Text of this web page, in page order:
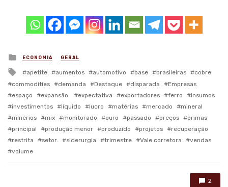
Posted
in
ECONOMIA GERAL
Tagged
apetite aumentos automotivo base brasileiras
cobre
commodities
demanda Destaque disparada
Empresas
espaço
expansão. expectativa exportadores ferro
insumos
investimentos
líquido lucro matérias mercado
mineral
minérios
mix monitorado ouro passado preços
primas
principal
produção menor produzido projetos
recuperação
restrita
setor. siderurgia trimestre Vale corretora
vendas
volume
2